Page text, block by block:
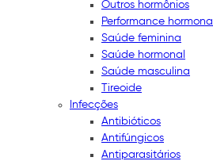
Outros hormônios
Performance hormonal
Saúde feminina
Saúde hormonal
Saúde masculina
Tireoide
Infecções
Antibióticos
Antifúngicos
Antiparasitários